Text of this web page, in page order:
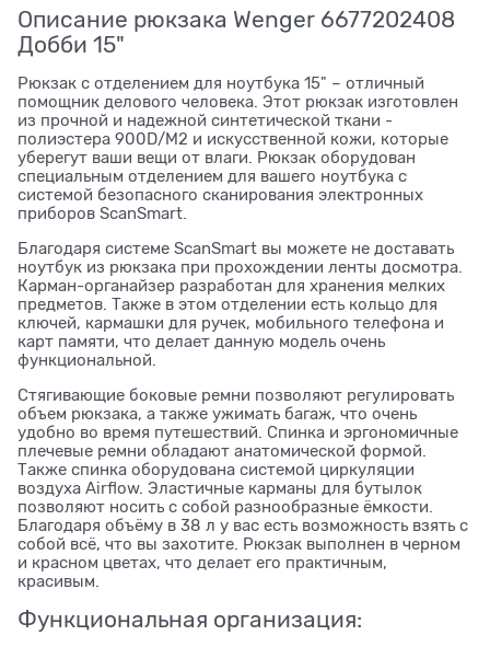
Описание рюкзака Wenger 6677202408
Добби 15"
Рюкзак с отделением для ноутбука 15" – отличный
помощник делового человека. Этот рюкзак изготовлен
из прочной и надежной синтетической ткани -
полиэстера 900D/М2 и искусственной кожи, которые
уберегут ваши вещи от влаги. Рюкзак оборудован
специальным отделением для вашего ноутбука с
системой безопасного сканирования электронных
приборов ScanSmart.
Благодаря системе ScanSmart вы можете не доставать
ноутбук из рюкзака при прохождении ленты досмотра.
Карман-органайзер разработан для хранения мелких
предметов. Также в этом отделении есть кольцо для
ключей, кармашки для ручек, мобильного телефона и
карт памяти, что делает данную модель очень
функциональной.
Стягивающие боковые ремни позволяют регулировать
объем рюкзака, а также ужимать багаж, что очень
удобно во время путешествий. Спинка и эргономичные
плечевые ремни обладают анатомической формой.
Также спинка оборудована системой циркуляции
воздуха Airflow. Эластичные карманы для бутылок
позволяют носить с собой разнообразные ёмкости.
Благодаря объёму в 38 л у вас есть возможность взять с
собой всё, что вы захотите. Рюкзак выполнен в черном
и красном цветах, что делает его практичным,
красивым.
Функциональная организация: